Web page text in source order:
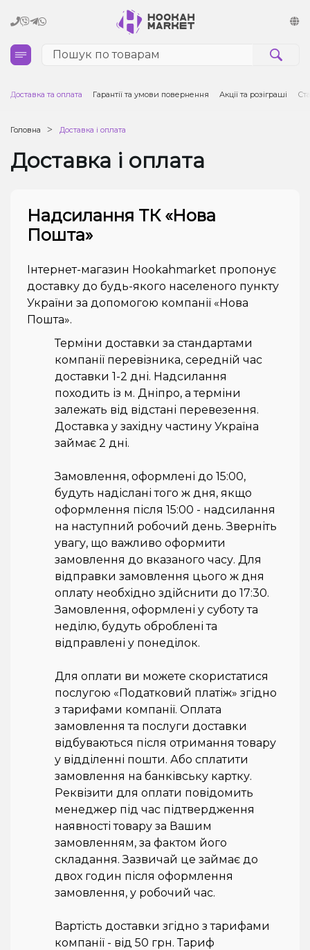
Кальяни
Тютюн для кальяну та кальянні суміші
Вугілля для кальяну
Аксесуари для кальяну
Комплектуючі для POD
Подарункові набори
Уцінка
Доставка та оплата Гарантії та умови повернення Акції та розіграші
Головна Доставка і оплата
Доставка і оплата
Надсилання ТК «Нова
Пошта»
Інтернет-магазин Hookahmarket пропонує
доставку до будь-якого населеного пункту
України за допомогою компанії «Нова
Пошта».
Терміни доставки за стандартами
компанії перевізника, середній час
доставки 1-2 дні. Надсилання
походить із м. Дніпро, а терміни
залежать від відстані перевезення.
Доставка у західну частину Україна
займає 2 дні.
Замовлення, оформлені до 15:00,
будуть надіслані того ж дня, якщо
оформлення після 15:00 - надсилання
на наступний робочий день. Зверніть
увагу, що важливо оформити
замовлення до вказаного часу. Для
відправки замовлення цього ж дня
оплату необхідно здійснити до 17:30.
Замовлення, оформлені у суботу та
неділю, будуть оброблені та
відправлені у понеділок.
Для оплати ви можете скористатися
послугою «Податковий платіж» згідно
з тарифами компанії. Оплата
замовлення та послуги доставки
відбуваються після отримання товару
у відділенні пошти. Або сплатити
замовлення на банківську картку.
Реквізити для оплати повідомить
менеджер під час підтвердження
наявності товару за Вашим
замовленням, за фактом його
складання. Зазвичай це займає до
двох годин після оформлення
замовлення, у робочий час.
Вартість доставки згідно з тарифами
компанії - від 50 грн. Тариф